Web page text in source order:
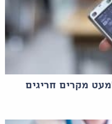
מקרים חריגים